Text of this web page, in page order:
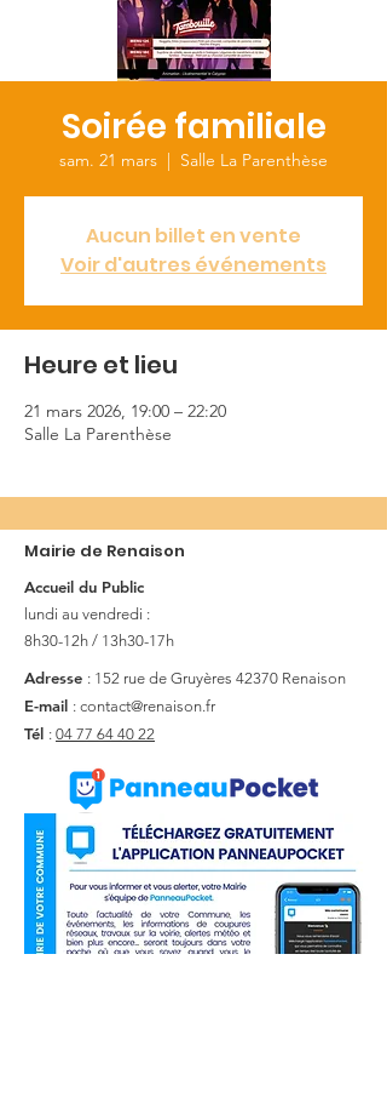
Soirée familiale
sam. 21 mars
  |
Salle La Parenthèse
Aucun billet en vente
Voir d'autres événements
Heure et lieu
21 mars 2026, 19:00 – 22:20
Salle La Parenthèse
Mairie de Renaison
Accueil du Public
lundi au vendredi :
8h30-12h / 13h30-17h
Adresse : 152 rue de Gruyères 42370 Renaison
E-mail : contact@renaison.fr
Tél : 04 77 64 40 22